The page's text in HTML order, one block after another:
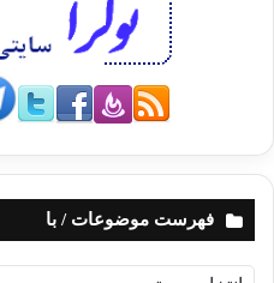
فهرست موضوعات / با